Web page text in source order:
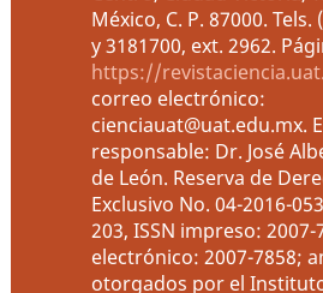
México, C. P. 87000. Tels.
y 3181700, ext. 2962.
https://
correo electrónico:
cienciauat@uat.edu.mx.
responsable: Dr. José
de León. Reserva de
Exclusivo No. 04-2016-
203, ISSN impreso: 2007-
electrónico: 2007-7858;
otorgados por el